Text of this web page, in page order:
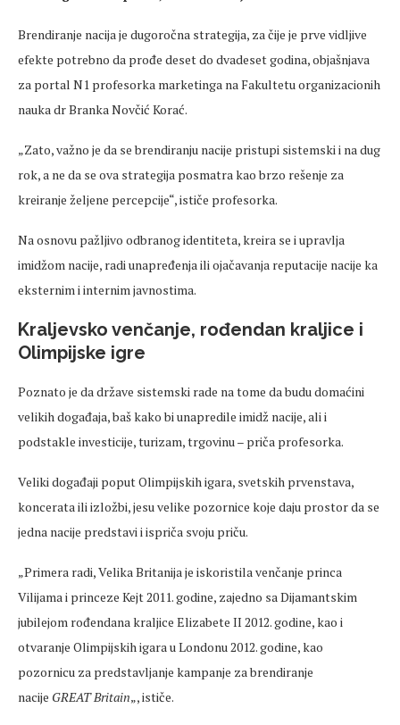
Brendiranje nacija je dugoročna strategija, za čije je prve vidljive
efekte potrebno da prođe deset do dvadeset godina, objašnjava
za portal N1 profesorka marketinga na Fakultetu organizacionih
nauka dr Branka Novčić Korać.
„Zato, važno je da se brendiranju nacije pristupi sistemski i na dug
rok, a ne da se ova strategija posmatra kao brzo rešenje za
kreiranje željene percepcije“, ističe profesorka.
Na osnovu pažljivo odbranog identiteta, kreira se i upravlja
imidžom nacije, radi unapređenja ili ojačavanja reputacije nacije ka
eksternim i internim javnostima.
Kraljevsko venčanje, rođendan kraljice i
Olimpijske igre
Poznato je da države sistemski rade na tome da budu domaćini
velikih događaja, baš kako bi unapredile imidž nacije, ali i
podstakle investicije, turizam, trgovinu – priča profesorka.
Veliki događaji poput Olimpijskih igara, svetskih prvenstava,
koncerata ili izložbi, jesu velike pozornice koje daju prostor da se
jedna nacije predstavi i ispriča svoju priču.
„Primera radi, Velika Britanija je iskoristila venčanje princa
Vilijama i princeze Kejt 2011. godine, zajedno sa Dijamantskim
jubilejom rođendana kraljice Elizabete II 2012. godine, kao i
otvaranje Olimpijskih igara u Londonu 2012. godine, kao
pozornicu za predstavljanje kampanje za brendiranje
nacije GREAT Britain„, ističe.